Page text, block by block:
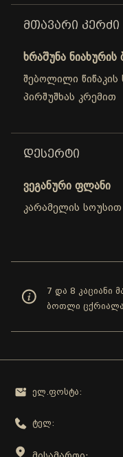
ᲛᲗᲐᲕᲐᲠᲘ ᲙᲔᲠᲫᲘ
ხრაშუნა
შებოლილი
პირშუშხას კრემით
ᲓᲔᲡᲔᲠᲢᲘ
ვეგანური ფლანი
კარამელის სოუსით
7 და 8 კაციანი
ბოთლი
ელ.ფოსტა:
ტელ: